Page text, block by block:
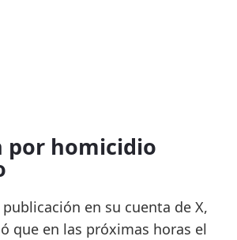
por homicidio
en su cuenta de X,
que en las próximas horas el